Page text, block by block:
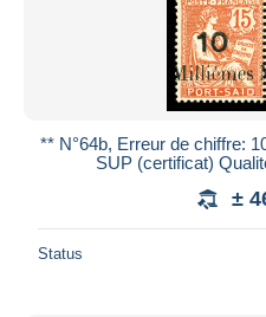
** N°64b, Erreur de chiffre:
SUP (certificat)
±
Status